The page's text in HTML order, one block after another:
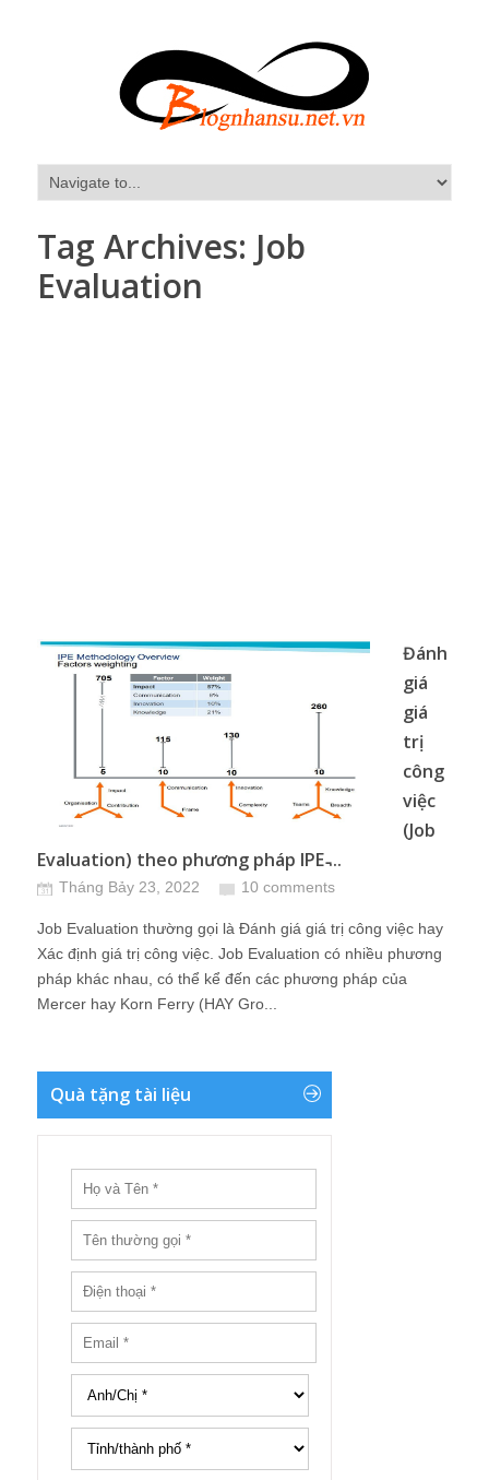
Tag Archives: Job
Evaluation
Đánh
giá
giá
trị
công
việc
(Job
Evaluation) theo phương pháp IPE ̵...
Tháng Bảy 23, 2022 10 comments
Job Evaluation thường gọi là Đánh giá giá trị công việc hay
Xác định giá trị công việc. Job Evaluation có nhiều phương
pháp khác nhau, có thể kể đến các phương pháp của
Mercer hay Korn Ferry (HAY Gro...
Quà tặng tài liệu